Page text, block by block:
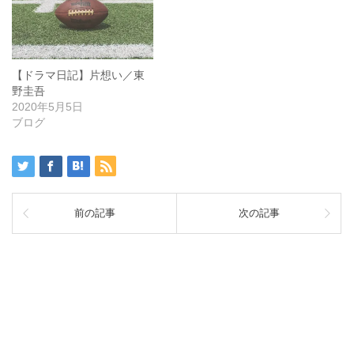
【ドラマ日記】片想い／東
野圭吾
2020年5月5日
ブログ
前の記事 次の記事